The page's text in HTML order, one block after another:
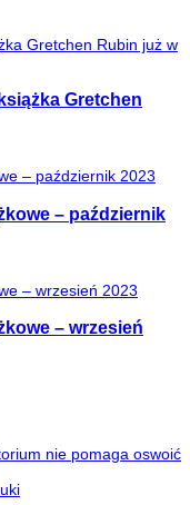
Gretchen
– październik
– wrzesień
nie pomaga oswoić